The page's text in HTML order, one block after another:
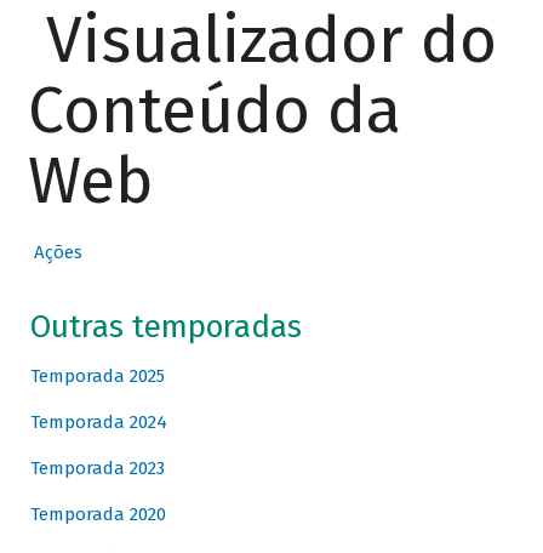
Visualizador do
Conteúdo da
Web
Ações
Outras temporadas
Temporada 2025
Temporada 2024
Temporada 2023
Temporada 2020